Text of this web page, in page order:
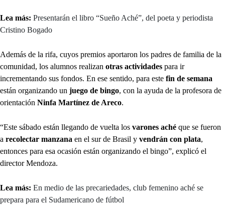
Lea más: Presentarán el libro “Sueño Aché”, del poeta y periodista
Cristino Bogado
Además de la rifa, cuyos premios aportaron los padres de familia de la
comunidad, los alumnos realizan otras actividades para ir
incrementando sus fondos. En ese sentido, para este fin de semana
están organizando un juego de bingo, con la ayuda de la profesora de
orientación Ninfa Martínez de Areco.
“Este sábado están llegando de vuelta los varones aché que se fueron
a recolectar manzana en el sur de Brasil y vendrán con plata,
entonces para esa ocasión están organizando el bingo”, explicó el
director Mendoza.
Lea más: En medio de las precariedades, club femenino aché se
prepara para el Sudamericano de fútbol